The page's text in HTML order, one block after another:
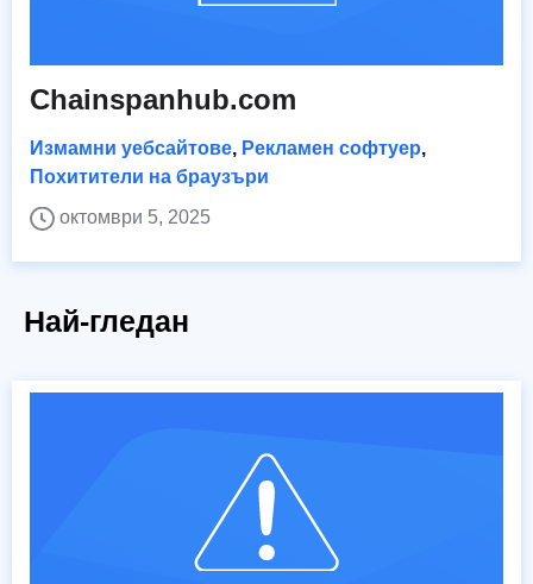
Chainspanhub.com
Измамни уебсайтове, Рекламен софтуер,
Похитители на браузъри
октомври 5, 2025
Най-гледан